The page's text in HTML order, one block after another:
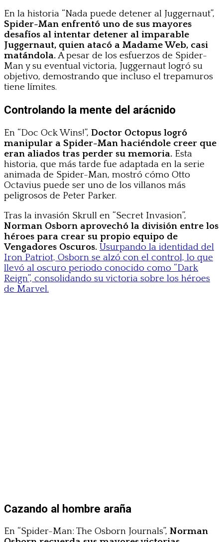
En la historia “Nada puede detener al Juggernaut”,
Spider-Man enfrentó uno de sus mayores
desafíos al intentar detener al imparable
Juggernaut, quien atacó a Madame Web, casi
matándola.A pesar de los esfuerzos de Spider-
Man y su eventual victoria, Juggernaut logró su
objetivo, demostrando que incluso el trepamuros
tiene límites.
Controlando la mente del arácnido
En “Doc Ock Wins!”, Doctor Octopus logró
manipular a Spider-Man haciéndole creer que
eran aliados tras perder su memoria. Esta
historia, que más tarde fue adaptada en la serie
animada de Spider-Man, mostró cómo Otto
Octavius puede ser uno de los villanos más
peligrosos de Peter Parker.
Tras la invasión Skrull en “Secret Invasion”,
Norman Osborn aprovechó la división entre los
héroes para crear su propio equipo de
Vengadores Oscuros. Usurpando la identidad del
Iron Patriot, Osborn se alzó con el control, lo que
llevó al oscuro periodo conocido como “Dark
Reign”, consolidando su victoria sobre los héroes
de Marvel.
Cazando al hombre araña
En “Spider-Man: The Osborn Journals”, Norman